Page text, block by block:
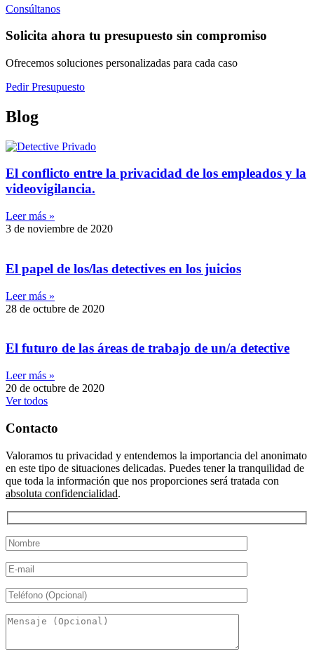
Consúltanos
Solicita ahora tu presupuesto sin compromiso
Ofrecemos soluciones personalizadas para cada caso
Pedir Presupuesto
Blog
El conflicto entre la privacidad de los empleados y la
videovigilancia.
Leer más »
3 de noviembre de 2020
El papel de los/las detectives en los juicios
Leer más »
28 de octubre de 2020
El futuro de las áreas de trabajo de un/a detective
Leer más »
20 de octubre de 2020
Ver todos
Contacto
Valoramos tu privacidad y entendemos la importancia del anonimato
en este tipo de situaciones delicadas. Puedes tener la tranquilidad de
que toda la información que nos proporciones será tratada con
absoluta confidencialidad.